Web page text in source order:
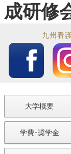
成研修
九州看
大学概要
学費･奨学金